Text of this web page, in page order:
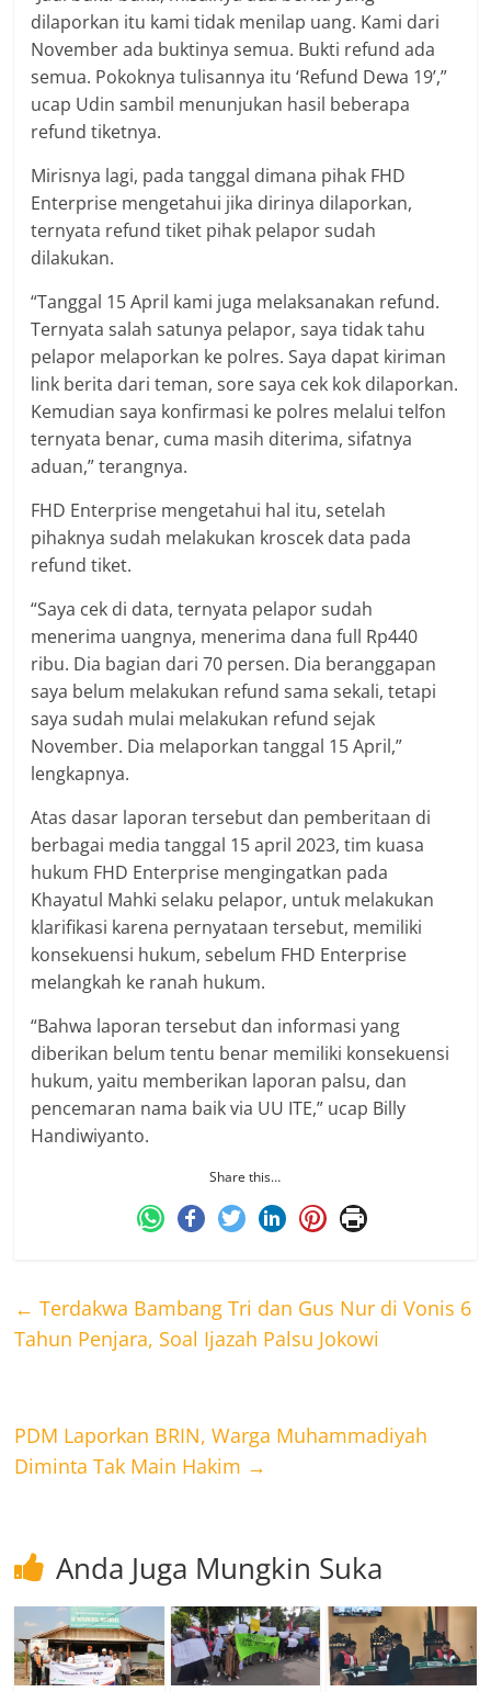
dilaporkan itu kami tidak menilap uang. Kami dari
November ada buktinya semua. Bukti refund ada
semua. Pokoknya tulisannya itu ‘Refund Dewa 19’,”
ucap Udin sambil menunjukan hasil beberapa
refund tiketnya.
Mirisnya lagi, pada tanggal dimana pihak FHD
Enterprise mengetahui jika dirinya dilaporkan,
ternyata refund tiket pihak pelapor sudah
dilakukan.
“Tanggal 15 April kami juga melaksanakan refund.
Ternyata salah satunya pelapor, saya tidak tahu
pelapor melaporkan ke polres. Saya dapat kiriman
link berita dari teman, sore saya cek kok dilaporkan.
Kemudian saya konfirmasi ke polres melalui telfon
ternyata benar, cuma masih diterima, sifatnya
aduan,” terangnya.
FHD Enterprise mengetahui hal itu, setelah
pihaknya sudah melakukan kroscek data pada
refund tiket.
“Saya cek di data, ternyata pelapor sudah
menerima uangnya, menerima dana full Rp440
ribu. Dia bagian dari 70 persen. Dia beranggapan
saya belum melakukan refund sama sekali, tetapi
saya sudah mulai melakukan refund sejak
November. Dia melaporkan tanggal 15 April,”
lengkapnya.
Atas dasar laporan tersebut dan pemberitaan di
berbagai media tanggal 15 april 2023, tim kuasa
hukum FHD Enterprise mengingatkan pada
Khayatul Mahki selaku pelapor, untuk melakukan
klarifikasi karena pernyataan tersebut, memiliki
konsekuensi hukum, sebelum FHD Enterprise
melangkah ke ranah hukum.
“Bahwa laporan tersebut dan informasi yang
diberikan belum tentu benar memiliki konsekuensi
hukum, yaitu memberikan laporan palsu, dan
pencemaran nama baik via UU ITE,” ucap Billy
Handiwiyanto.
Share this…
← Terdakwa Bambang Tri dan Gus Nur di Vonis 6
Tahun Penjara, Soal Ijazah Palsu Jokowi
PDM Laporkan BRIN, Warga Muhammadiyah
Diminta Tak Main Hakim →
Anda Juga Mungkin Suka